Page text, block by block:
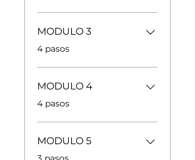
MODULO 3
4 pasos
MODULO 4
4 pasos
MODULO 5
.